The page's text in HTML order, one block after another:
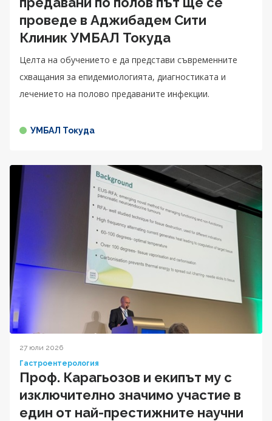
проведе в Аджибадем Сити
Клиник УМБАЛ Токуда
Целта на обучението е да представи съвременните
схващания за епидемиологията, диагностиката и
лечението на полово предаваните инфекции.
УМБАЛ Токуда
27 юли 2026
Гастроентерология
Проф. Карагьозов и екипът му с
изключително значимо участие в
един от най-престижните научни